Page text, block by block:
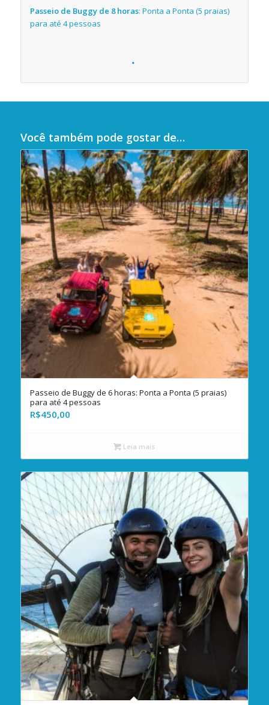
Passeio de Buggy de 8 horas: Ponta a Ponta (5 praias)
para até 4 pessoas
Você também pode gostar de…
Passeio de Buggy de 6 horas: Ponta a Ponta (5 praias)
para até 4 pessoas
R$450,00
Leia mais